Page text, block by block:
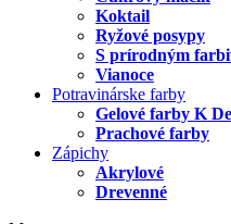
Koktail
Ryžové posypy
S prírodným
Vianoce
Potravinárske farby
Gelové farby K
Prachové farby
Zápichy
Akrylové
Drevenné